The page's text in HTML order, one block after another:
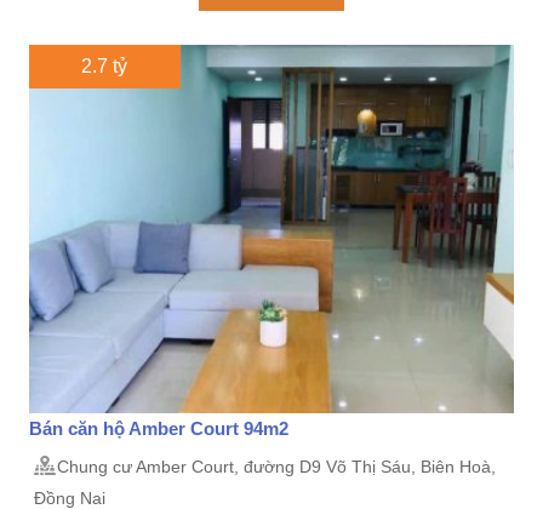
2.7 tỷ
Bán căn hộ Amber Court 94m2
Chung cư Amber Court, đường D9 Võ Thị Sáu, Biên Hoà,
Đồng Nai